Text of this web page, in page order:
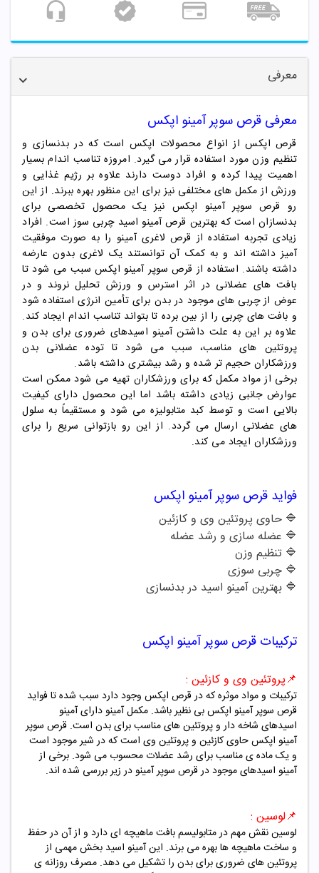
معرفی
معرفی قرص سوپر آمینو اپکس
قرص اپکس از انواع محصولات اپکس است که در بدنسازی و
تنظیم وزن مورد استفاده قرار می گیرد. امروزه تناسب اندام بسیار
اهمیت پیدا کرده و افراد دوست دارند علاوه بر رژیم غذایی و
ورزش از مکمل های مختلفی نیز برای این منظور بهره ببرند. از این
رو قرص سوپر آمینو اپکس نیز یک محصول تخصصی برای
بدنسازان است که بهترین قرص آمینو اسید چربی سوز است. افراد
زیادی تجربه استفاده از قرص لاغری آمینو را به صورت موفقیت
آمیز داشته اند و به کمک آن توانستند یک لاغری بدون عارضه
داشته باشند. استفاده از قرص سوپر آمینو اپکس سبب می شود تا
بافت های عضلانی در اثر استرس و ورزش تحلیل نروند و در
عوض از چربی های موجود در بدن برای تأمین انرژی استفاده شود
و بافت های چربی را از بین برده تا بتواند تناسب اندام ایجاد کند.
علاوه بر این به علت داشتن آمینو اسیدهای ضروری برای بدن و
پروتئین های مناسب، سبب می شود تا توده عضلانی بدن
ورزشکاران حجیم تر شده و رشد بیشتری داشته باشد.
برخی از مواد مکمل که برای ورزشکاران تهیه می شود ممکن است
عوارض جانبی زیادی داشته باشد اما این محصول دارای کیفیت
بالایی است و توسط کبد متابولیزه می شود و مستقیماً به سلول
های عضلانی ارسال می گردد. از این رو بازتوانی سریع را برای
ورزشکاران ایجاد می کند.
فواید قرص سوپر آمینو اپکس
🔷 حاوی پروتئین وی و کازئین
🔷 عضله سازی و رشد عضله
🔷 تنظیم وزن
🔷 چربی سوزی
🔷 بهترین آمینو اسید در بدنسازی
ترکیبات قرص سوپر آمینو اپکس
📌پروتئین وی و کازئین :
ترکیبات و مواد موثره که در قرص اپکس وجود دارد سبب شده تا فواید
قرص سوپر آمینو اپکس بی نظیر باشد. مکمل آمینو دارای آمینو
اسیدهای شاخه دار و پروتئین های مناسب برای بدن است. قرص سوپر
آمینو اپکس حاوی کازئین و پروتئین وی است که در شیر موجود است
و یک ماده ی مناسب برای رشد عضلات محسوب می شود. برخی از
آمینو اسیدهای موجود در قرص سوپر آمینو در زیر بررسی شده اند.
📌لوسین :
لوسین نقش مهم در متابولیسم بافت ماهیچه ای دارد و از آن در حفظ
و ساخت ماهیچه ها بهره می برند. این آمینو اسید بخش مهمی از
پروتئین های ضروری برای بدن را تشکیل می دهد. مصرف روزانه ی